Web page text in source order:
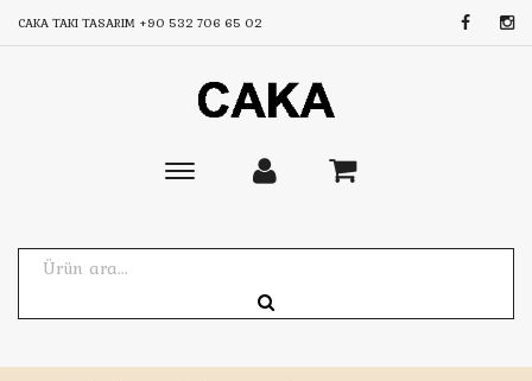
CAKA TAKI TASARIM +90 532 706 65 02
Toggle